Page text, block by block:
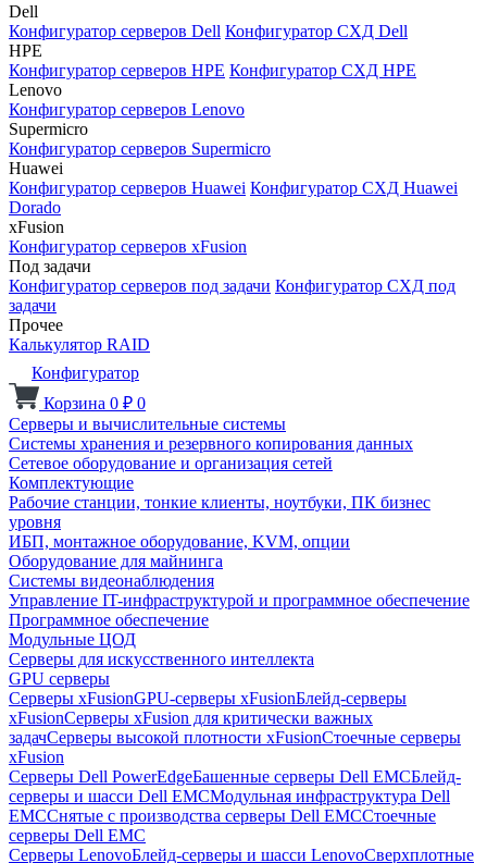
Dell
Конфигуратор серверов Dell Конфигуратор СХД Dell
HPE
Конфигуратор серверов HPE Конфигуратор СХД HPE
Lenovo
Конфигуратор серверов Lenovo
Supermicro
Конфигуратор серверов Supermicro
Huawei
Конфигуратор серверов Huawei Конфигуратор СХД Huawei
Dorado
xFusion
Конфигуратор серверов xFusion
Под задачи
Конфигуратор серверов под задачи Конфигуратор СХД под
задачи
Прочее
Калькулятор RAID
Конфигуратор
Корзина 0 ₽ 0
Серверы и вычислительные системы
Системы хранения и резервного копирования данных
Сетевое оборудование и организация сетей
Комплектующие
Рабочие станции, тонкие клиенты, ноутбуки, ПК бизнес
уровня
ИБП, монтажное оборудование, KVM, опции
Оборудование для майнинга
Системы видеонаблюдения
Управление IT-инфраструктурой и программное обеспечение
Программное обеспечение
Модульные ЦОД
Серверы для искусственного интеллекта
GPU серверы
Серверы xFusionGPU-серверы xFusionБлейд-серверы
xFusionСерверы xFusion для критически важных
задачСерверы высокой плотности xFusionСтоечные серверы
xFusion
Серверы Dell PowerEdgeБашенные серверы Dell EMCБлейд-
серверы и шасси Dell EMCМодульная инфраструктура Dell
EMCСнятые с производства серверы Dell EMCСтоечные
серверы Dell EMC
Серверы LenovoБлейд-серверы и шасси LenovoСверхплотные